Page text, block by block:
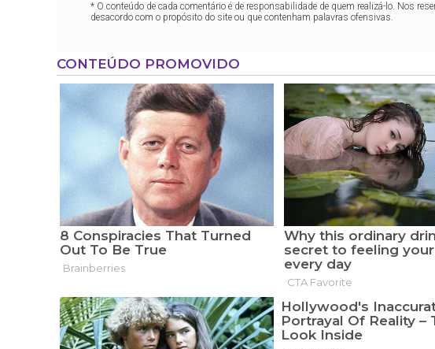
* O conteúdo de cada comentário é de responsabilidade de quem realizá-lo. Nos
desacordo com o propósito do site ou que contenham palavras ofensivas.